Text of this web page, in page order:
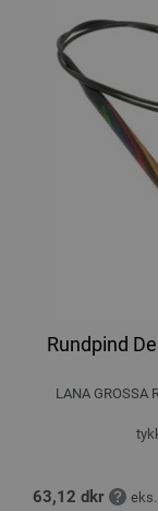
Rundpind
LANA
63,12 dkr